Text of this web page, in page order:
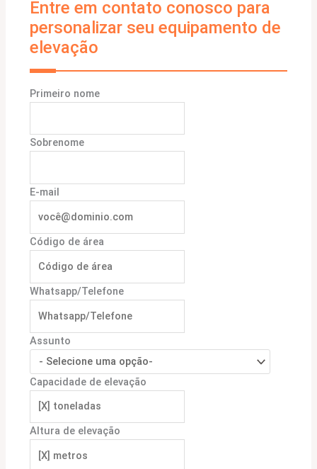
Entre em contato conosco para
personalizar seu equipamento de
elevação
Primeiro nome
Sobrenome
E-mail
Código de área
Whatsapp/Telefone
Assunto
Capacidade de elevação
Altura de elevação